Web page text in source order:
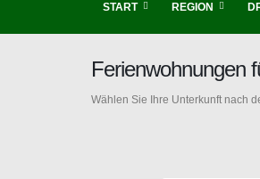
START REGION
Ferienwohnungen
Wählen Sie Ihre Unterkunft nach